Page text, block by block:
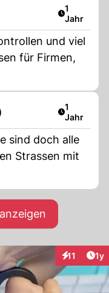
Artikel
1
Jahr
und viel
für Firmen,
Artikel
1
Jahr
sind doch alle
Strassen mit
11 1y